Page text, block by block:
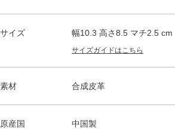
サイズ 幅10.3 高さ8.5 マチ2.5 cm
サイズガイドはこちら
素材 合成皮革
原産国 中国製